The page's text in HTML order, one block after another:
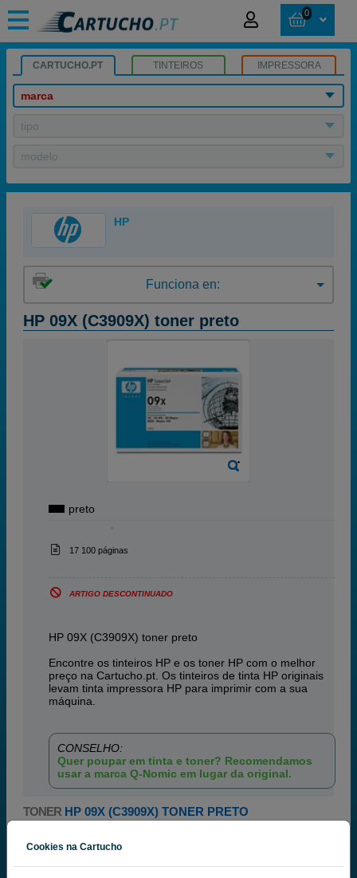
0
CARTUCHO.PT TINTEIROS IMPRESSORA
marca
tipo
modelo
HP
Funciona en:
HP 09X (C3909X) toner preto
preto
17 100 páginas
ARTIGO DESCONTINUADO
HP 09X (C3909X) toner preto
Encontre os tinteiros HP e os toner HP com o melhor
preço na Cartucho.pt. Os tinteiros de tinta HP originais
levam tinta impressora HP para imprimir com a sua
máquina.
CONSELHO:
Quer poupar em tinta e toner? Recomendamos
usar a marca Q-Nomic em lugar da original.
TONER HP 09X (C3909X) TONER PRETO
Cookies na Cartucho